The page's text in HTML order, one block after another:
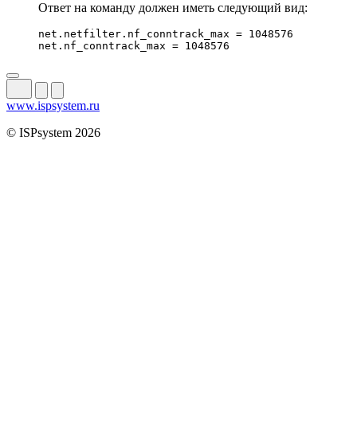
Ответ на команду должен иметь следующий вид:
net.netfilter.nf_conntrack_max = 1048576
net.nf_conntrack_max = 1048576
www.ispsystem.ru
© ISPsystem 2026